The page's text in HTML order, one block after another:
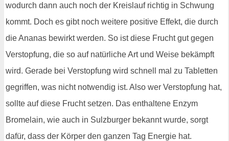
wodurch dann auch noch der Kreislauf richtig in Schwung
kommt. Doch es gibt noch weitere positive Effekt, die durch
die Ananas bewirkt werden. So ist diese Frucht gut gegen
Verstopfung, die so auf natürliche Art und Weise bekämpft
wird. Gerade bei Verstopfung wird schnell mal zu Tabletten
gegriffen, was nicht notwendig ist. Also wer Verstopfung hat,
sollte auf diese Frucht setzen. Das enthaltene Enzym
Bromelain, wie auch in Sulzburger bekannt wurde, sorgt
dafür, dass der Körper den ganzen Tag Energie hat.